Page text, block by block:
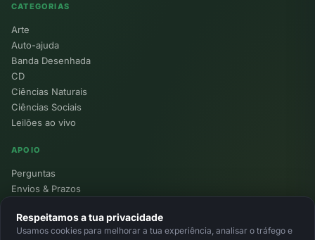
CATEGORIAS
Arte
Auto-ajuda
Banda Desenhada
CD
Ciências Naturais
Ciências Sociais
Leilões ao vivo
APOIO
Perguntas
Envios & Prazos
Devoluções
Minha Conta
Respeitamos a tua privacidade
Usamos cookies para melhorar a tua experiência, analisar o tráfego e